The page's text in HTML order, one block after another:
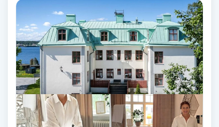
Tatuering
Tatueringsborttagning
Terapi
Thaimassage
Toning